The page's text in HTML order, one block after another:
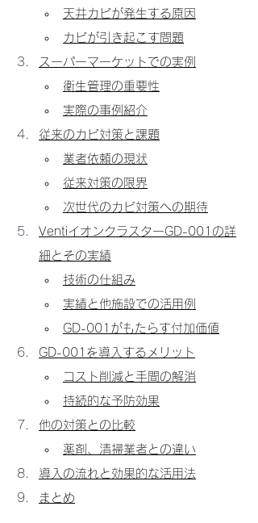
天井カビが発生する原因
カビが引き起こす問題
スーパーマーケットでの実例
衛生管理の重要性
実際の事例紹介
従来のカビ対策と課題
業者依頼の現状
従来対策の限界
次世代のカビ対策への期待
VentiイオンクラスターGD-001の詳
細とその実績
技術の仕組み
実績と他施設での活用例
GD-001がもたらす付加価値
GD-001を導入するメリット
コスト削減と手間の解消
持続的な予防効果
他の対策との比較
薬剤、清掃業者との違い
導入の流れと効果的な活用法
まとめ